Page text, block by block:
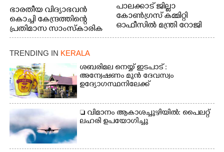
ഭാരതീയ വിദ്യാഭവൻ
കൊച്ചി കേന്ദ്രത്തിന്റെ
പ്രതിമാസ സാംസ്കാരിക
പരിപാടിയുടെ ഭാഗമായി
ടി.ഡി റോഡിലെ ഭാരതീയ
വിദ്യാഭവൻ സർദാർ
പട്ടേൽ സഭാഗൃഹത്തിൽ
എം. അക്ഷതയുടെ
നേതൃത്വത്തിൽ
അവതരിപ്പിച്ച ലയ നമൻ
കഥക് നൃത്തത്തിൽ നിന്ന്
പാലക്കാട് ജില്ലാ
കോൺഗ്രസ് കമ്മിറ്റി
ഓഫീസിൽ മന്ത്രി റോജി
എം ജോണിന്
TRENDING IN KERALA
ശബരിമല നെയ്യ് ഇടപാട് :
അന്വേഷണം മുൻ ദേവസ്വം
ഉദ്യോഗസ്ഥനിലേക്ക്
 വിമാനം ആകാശച്ചുഴിയിൽ: പൈലറ്റ്
ലഹരി ഉപയോഗിച്ചു